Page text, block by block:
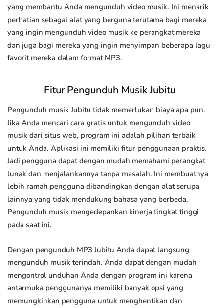
yang membantu Anda mengunduh video musik. Ini menarik
perhatian sebagai alat yang berguna terutama bagi mereka
yang ingin mengunduh video musik ke perangkat mereka
dan juga bagi mereka yang ingin menyimpan beberapa lagu
favorit mereka dalam format MP3.
Fitur Pengunduh Musik Jubitu
Pengunduh musik Jubitu tidak memerlukan biaya apa pun.
Jika Anda mencari cara gratis untuk mengunduh video
musik dari situs web, program ini adalah pilihan terbaik
untuk Anda. Aplikasi ini memiliki fitur penggunaan praktis.
Jadi pengguna dapat dengan mudah memahami perangkat
lunak dan menjalankannya tanpa masalah. Ini membuatnya
lebih ramah pengguna dibandingkan dengan alat serupa
lainnya yang tidak mendukung bahasa yang berbeda.
Pengunduh musik mengedepankan kinerja tingkat tinggi
pada saat ini.
Dengan pengunduh MP3 Jubitu Anda dapat langsung
mengunduh musik terindah. Anda dapat dengan mudah
mengontrol unduhan Anda dengan program ini karena
antarmuka penggunanya memiliki banyak opsi yang
memungkinkan pengguna untuk menghentikan dan